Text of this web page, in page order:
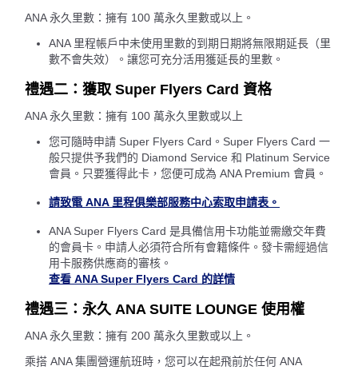
ANA 永久里數：擁有 100 萬永久里數或以上。
ANA 里程帳戶中未使用里數的到期日期將無限期延長（里
數不會失效）。讓您可充分活用獲延長的里數。
禮遇二：獲取 Super Flyers Card 資格
ANA 永久里數：擁有 100 萬永久里數或以上
您可隨時申請 Super Flyers Card。Super Flyers Card 一
般只提供予我們的 Diamond Service 和 Platinum Service
會員。只要獲得此卡，您便可成為 ANA Premium 會員。
請致電 ANA 里程俱樂部服務中心索取申請表。
ANA Super Flyers Card 是具備信用卡功能並需繳交年費
的會員卡。申請人必須符合所有會籍條件。發卡需經過信
用卡服務供應商的審核。
查看 ANA Super Flyers Card 的詳情
禮遇三：永久 ANA SUITE LOUNGE 使用權
ANA 永久里數：擁有 200 萬永久里數或以上。
乘搭 ANA 集團營運航班時，您可以在起飛前於任何 ANA